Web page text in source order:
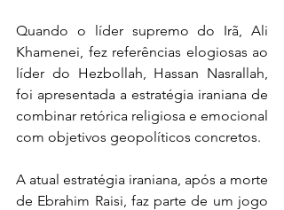
Quando o líder supremo do Irã, Ali
Khamenei, fez referências elogiosas ao
líder do Hezbollah, Hassan Nasrallah,
foi apresentada a estratégia iraniana de
combinar retórica religiosa e emocional
com objetivos geopolíticos concretos.
A atual estratégia iraniana, após a morte
de Ebrahim Raisi, faz parte de um jogo